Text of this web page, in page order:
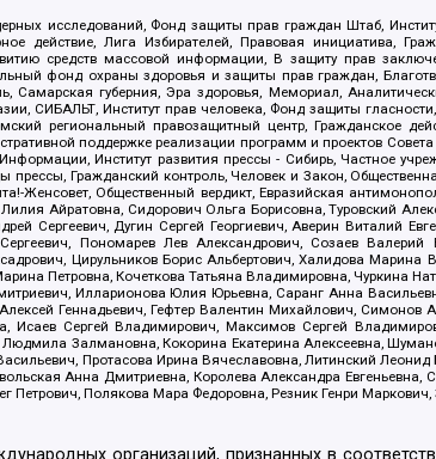
исследований, Фонд защиты прав граждан Штаб,
Лига Избирателей, Правовая инициатива,
средств массовой информации, В защиту прав
фонд охраны здоровья и защиты прав граждан,
Самарская губерния, Эра здоровья, Мемориал,
СИБАЛЬТ, Институт прав человека, Фонд защиты
региональный правозащитный центр, Гражданское
поддержке реализации программ и проектов Совета
Институт развития прессы - Сибирь, Частное
Гражданский контроль, Человек и Закон,
Общественный вердикт, Евразийская
Айратовна, Сидорович Ольга Борисовна, Туровский
Сергеевич, Дугин Сергей Георгиевич, Аверин Виталий
Пономарев Лев Александрович, Созаев
Цирульников Борис Альбертович, Халидова
Петровна, Кочеткова Татьяна Владимировна, Чуркина
Илларионова Юлия Юрьевна, Саранг Анна
Геннадьевич, Гефтер Валентин Михайлович, Симонов
Сергей Владимирович, Максимов Сергей
Залмановна, Кокорина Екатерина Алексеевна,
Протасова Ирина Вячеславовна, Литинский
Анна Дмитриевна, Королева Александра
Полякова Мара Федоровна, Резник Генри Маркович,
организаций, признанных в